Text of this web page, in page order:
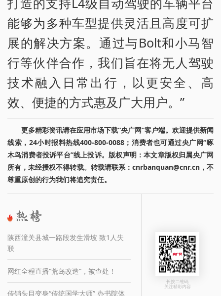
能够为多种车型提供灵活且高度可扩
展的解决方案。通过与Bolt和小马智
行等伙伴合作，我们旨在将无人驾驶
技术融入日常出行，以更安全、高
效、便捷的方式惠及广大用户。”
更多精彩资讯请在应用市场下载“央广网”客户端。欢迎提供新闻
线索，24小时报料热线400-800-0088；消费者也可通过央广网“啄
木鸟消费者投诉平台”线上投诉。版权声明：本文章版权归属央广网
所有，未经授权不得转载。转载请联系：cnrbanquan@cnr.cn，不
尊重原创的行为我们将追究责任。
陕西潼关县城一路段发生滑坡 致1人失
联
网红全程直播“荒岛改造”，被查处！
传销头目变身“传统国学大师” 办书院体
长按二维码
关注精彩内容